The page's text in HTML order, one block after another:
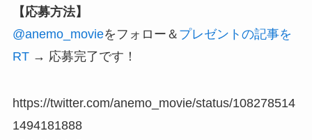
【応募方法】
@anemo_movieをフォロー ＆ プレゼントの記事を
RT→ 応募完了です！
https://twitter.com/anemo_movie/status/108278514
1494181888